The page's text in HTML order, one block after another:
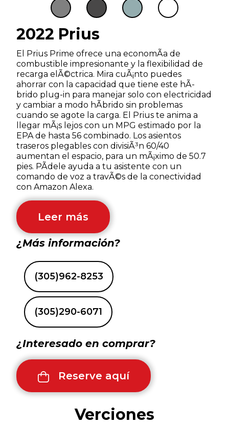
2022 Prius
El Prius Prime ofrece una economÃ­a de
combustible impresionante y la flexibilidad de
recarga elÃ©ctrica. Mira cuÃ¡nto puedes
ahorrar con la capacidad que tiene este hÃ­
brido plug-in para manejar solo con electricidad
y cambiar a modo hÃ­brido sin problemas
cuando se agote la carga. El Prius te anima a
llegar mÃ¡s lejos con un MPG estimado por la
EPA de hasta 56 combinado. Los asientos
traseros plegables con divisiÃ³n 60/40
aumentan el espacio, para un mÃ¡ximo de 50.7
pies. PÃ­dele ayuda a tu asistente con un
comando de voz a travÃ©s de la conectividad
con Amazon Alexa.
Leer más
¿Más información?
(305)962-8253
(305)290-6071
¿Interesado en comprar?
Reserve aquí
Verciones